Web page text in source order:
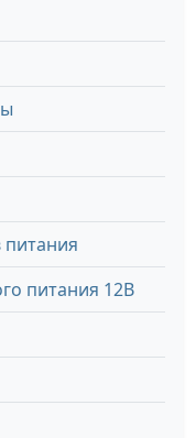
питания
питания 12В